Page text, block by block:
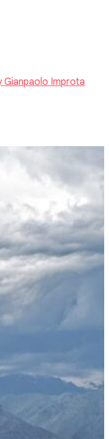
Gianpaolo Improta